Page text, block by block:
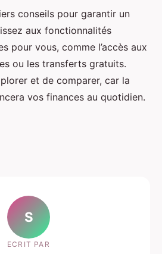
conseils pour garantir un
aux fonctionnalités
pour vous, comme l’accès aux
ou les transferts gratuits.
et de comparer, car la
vos finances au quotidien.
S
ECRIT PAR